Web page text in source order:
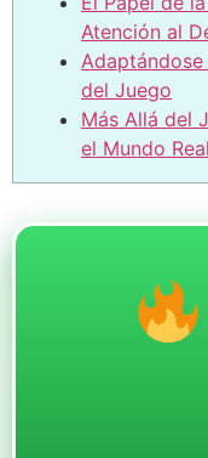
Atención al
del Juego
Más Allá del
el Mundo Real